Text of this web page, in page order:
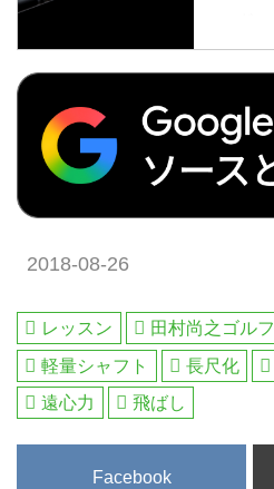
ヘッド
距離が
スタか
ポイン
2018-08-26
レッスン 田村尚之ゴル
軽量シャフト
長尺化
遠心力
飛ばし
Facebook